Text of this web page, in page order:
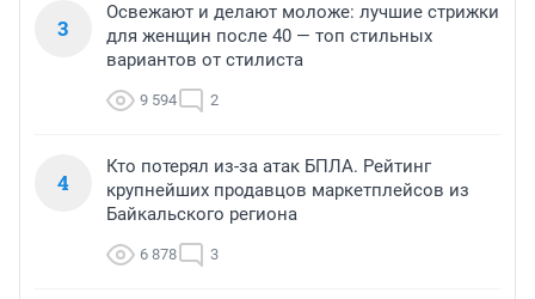
3
Освежают и делают моложе: лучшие стрижки
для женщин после 40 — топ стильных
вариантов от стилиста
9 594 2
4
Кто потерял из-за атак БПЛА. Рейтинг
крупнейших продавцов маркетплейсов из
Байкальского региона
6 878 3